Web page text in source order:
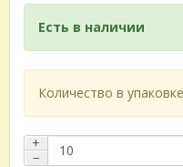
Есть в наличии
Количество в
+
−